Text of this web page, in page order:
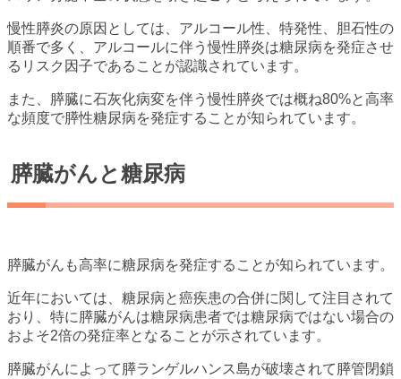
慢性膵炎の原因としては、アルコール性、特発性、胆石性の
順番で多く、アルコールに伴う慢性膵炎は糖尿病を発症させ
るリスク因子であることが認識されています。
また、膵臓に石灰化病変を伴う慢性膵炎では概ね80%と高率
な頻度で膵性糖尿病を発症することが知られています。
膵臓がんと糖尿病
膵臓がんも高率に糖尿病を発症することが知られています。
近年においては、糖尿病と癌疾患の合併に関して注目されて
おり、特に膵臓がんは糖尿病患者では糖尿病ではない場合の
およそ2倍の発症率となることが示されています。
膵臓がんによって膵ランゲルハンス島が破壊されて膵管閉鎖